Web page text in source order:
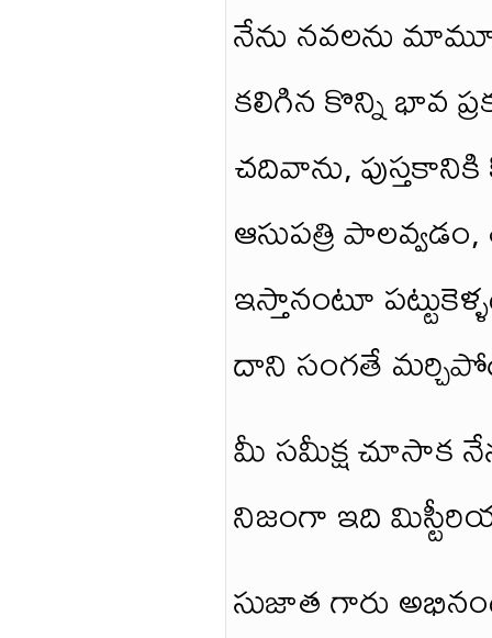
నేను నవలను
కలిగిన కొన్ని భావ
చదివాను,
ఆసుపత్రి
ఇస్తానంటూ
దాని సంగతే
మీ సమీక్ష చూసాక
నిజంగా ఇది
సుజాత గారు